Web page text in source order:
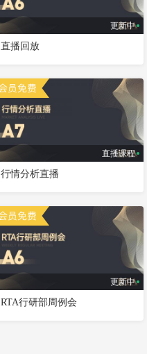
更新中
直播回放
直播课程
行情分析直播
更新中
RTA行研部周例会